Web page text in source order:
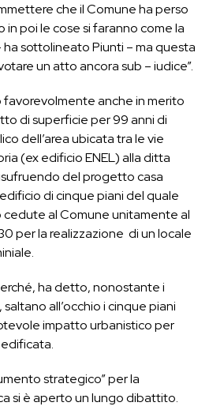
che il Comune ha perso
in poi le cose si faranno come la
sottolineato Piunti – ma questa
un atto ancora sub – iudice”.
favorevolmente anche in merito
di superficie per 99 anni di
dell’area ubicata tra le vie
(ex edificio ENEL) alla ditta
del progetto casa
di cinque piani del quale
cedute al Comune unitamente al
per la realizzazione di un locale
ha detto, nonostante i
all’occhio i cinque piani
impatto urbanistico per
strategico” per la
si è aperto un lungo dibattito.